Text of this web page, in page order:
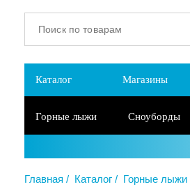
Каталог Магазины
Горные лыжи Сноуборды
Главная Каталог Горные лыжи